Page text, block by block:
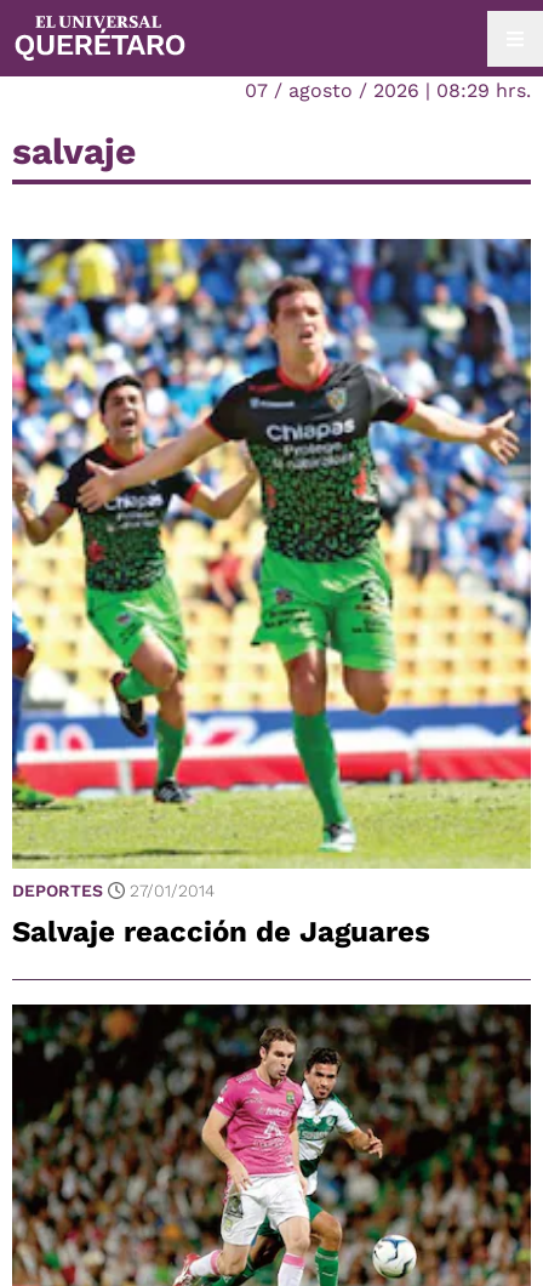
07 / agosto / 2026 | 08:29 hrs.
salvaje
DEPORTES 27/01/2014
Salvaje reacción de Jaguares